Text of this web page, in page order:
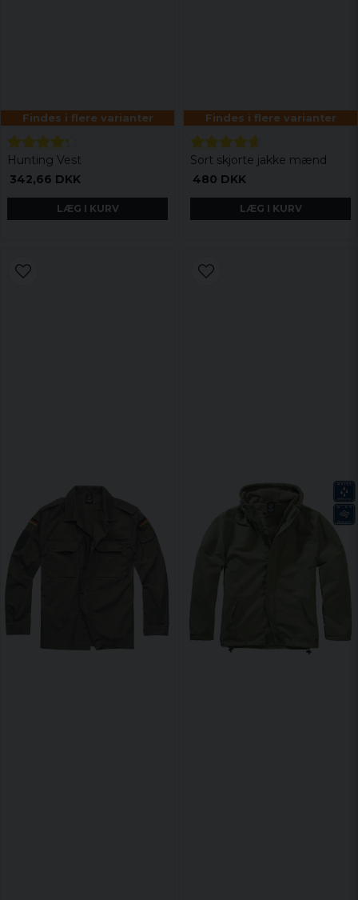
Findes i flere varianter
Hunting Vest
342,66 DKK
LÆG I KURV
Findes i flere varianter
Sort skjorte jakke mænd
480 DKK
LÆG I KURV